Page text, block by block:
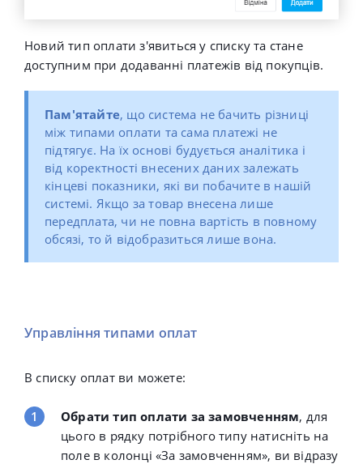
Новий тип оплати з'явиться у списку та стане
доступним при додаванні платежів від покупців.
Пам'ятайте, що система не бачить різниці
між типами оплати та сама платежі не
підтягує. На їх основі будується аналітика і
від коректності внесених даних залежать
кінцеві показники, які ви побачите в нашій
системі. Якщо за товар внесена лише
передплата, чи не повна вартість в повному
обсязі, то й відобразиться лише вона.
Управління типами оплат
В списку оплат ви можете:
Обрати тип оплати за замовченням, для
цього в рядку потрібного типу натисніть на
поле в колонці «За замовченням», ви відразу